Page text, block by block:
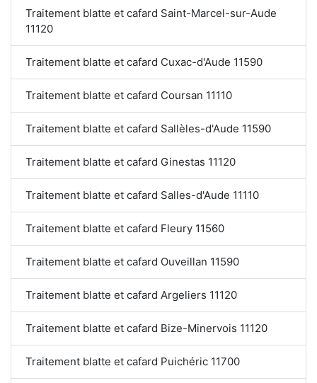
Traitement blatte et cafard Saint-Marcel-sur-Aude
11120
Traitement blatte et cafard Cuxac-d'Aude 11590
Traitement blatte et cafard Coursan 11110
Traitement blatte et cafard Sallèles-d'Aude 11590
Traitement blatte et cafard Ginestas 11120
Traitement blatte et cafard Salles-d'Aude 11110
Traitement blatte et cafard Fleury 11560
Traitement blatte et cafard Ouveillan 11590
Traitement blatte et cafard Argeliers 11120
Traitement blatte et cafard Bize-Minervois 11120
Traitement blatte et cafard Puichéric 11700